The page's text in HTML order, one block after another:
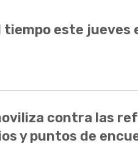
tiempo este jueves
contra las
y puntos de